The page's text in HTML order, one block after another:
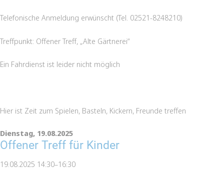
Telefonische Anmeldung erwünscht (Tel. 02521-8248210)
Treffpunkt: Offener Treff, „Alte Gärtnerei“
Ein Fahrdienst ist leider nicht möglich
Hier ist Zeit zum Spielen, Basteln, Kickern, Freunde treffen
Dienstag, 19.08.2025
Offener Treff für Kinder
19.08.2025 14:30–16:30